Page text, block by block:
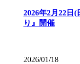
2026年2月22日
り』開催
2026/01/18